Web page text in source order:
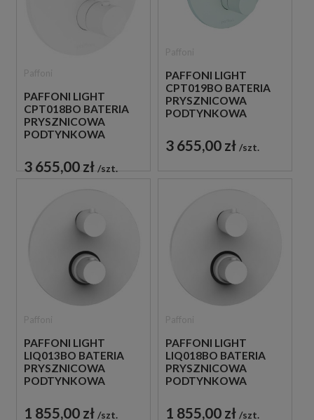
PAFFONI LIGHT
CPT018BO BATERIA
PRYSZNICOWA
PODTYNKOWA
DROŻNA
JEDNOUCHWYTOWA
3 655,00 zł szt.
PAFFONI LIGHT
CPT019BO BATERIA
PRYSZNICOWA
PODTYNKOWA
DROŻNA
JEDNOUCHWYTOWA
3 655,00 zł szt.
PAFFONI LIGHT
LIQ013BO BATERIA
PRYSZNICOWA
PODTYNKOWA
DROŻNA
1 855,00 zł szt.
PAFFONI LIGHT
LIQ018BO BATERIA
PRYSZNICOWA
PODTYNKOWA
DROŻNA
1 855,00 zł szt.